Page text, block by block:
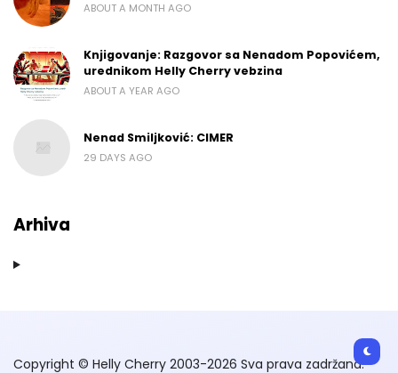
ABOUT A MONTH AGO
Knjigovanje: Razgovor sa Nenadom Popovićem,
urednikom Helly Cherry vebzina
ABOUT A YEAR AGO
Nenad Smiljković: CIMER
29 DAYS AGO
Arhiva
Copyright © Helly Cherry 2003-2026 Sva prava zadržana.